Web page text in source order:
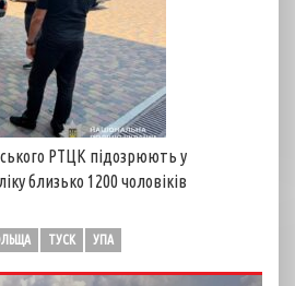
РТЦК підозрюють у
близько 1200 чоловіків
ТУСК УПА